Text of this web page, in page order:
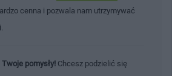
cenna i pozwala nam utrzymywać
pomysły! Chcesz podzielić się